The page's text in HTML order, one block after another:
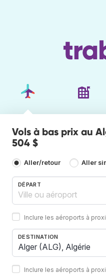
Vols à bas prix au
504 $
Aller/retour Aller
DÉPART
Inclure les aéroports à
DESTINATION
Inclure les aéroports à